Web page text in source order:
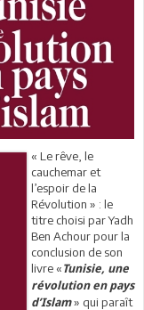
« Le rêve, le
cauchemar et
l’espoir de la
Révolution » : le
titre choisi par Yadh
Ben Achour pour la
conclusion de son
livre « Tunisie, une
révolution en pays
d’Islam» qui paraît